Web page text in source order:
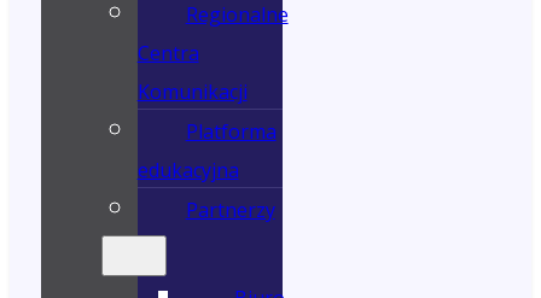
Regionalne
Centra
Komunikacji
Platforma
edukacyjna
Partnerzy